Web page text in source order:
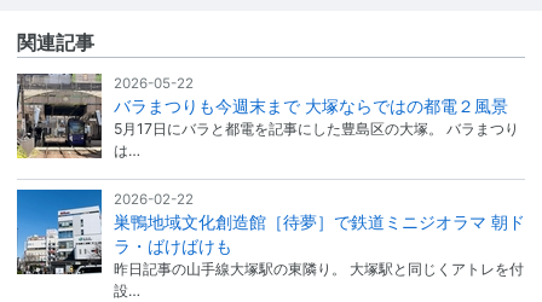
関連記事
2026-05-22
バラまつりも今週末まで 大塚ならではの都電２風景
5月17日にバラと都電を記事にした豊島区の大塚。 バラまつり
は…
2026-02-22
巣鴨地域文化創造館［待夢］で鉄道ミニジオラマ 朝ド
ラ・ばけばけも
昨日記事の山手線大塚駅の東隣り。 大塚駅と同じくアトレを付
設…